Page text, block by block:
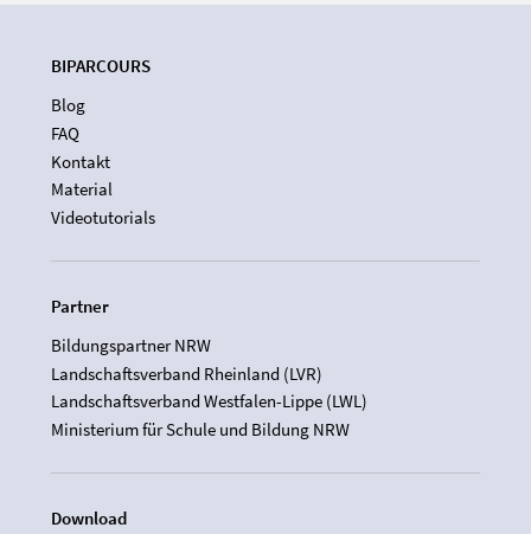
BIPARCOURS
Blog
FAQ
Kontakt
Material
Videotutorials
Partner
Bildungspartner NRW
Landschaftsverband Rheinland (LVR)
Landschaftsverband Westfalen-Lippe (LWL)
Ministerium für Schule und Bildung NRW
Download